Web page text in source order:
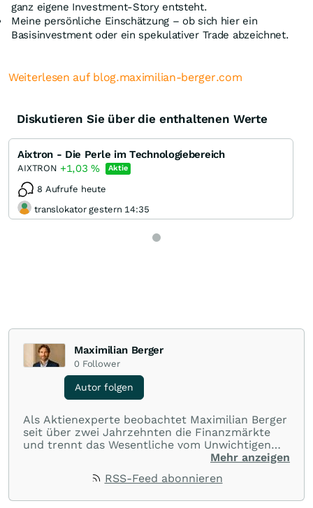
ganz eigene Investment-Story entsteht.
Meine persönliche Einschätzung – ob sich hier ein
Basisinvestment oder ein spekulativer Trade abzeichnet.
Weiterlesen auf blog.maximilian-berger.com
Diskutieren Sie über die enthaltenen Werte
Aixtron - Die Perle im Technologiebereich
AIXTRON +1,03% Aktie
8 Aufrufe heute
translokator gestern 14:35
Maximilian Berger
0 Follower
Autor folgen
Als Aktienexperte beobachtet Maximilian Berger
seit über zwei Jahrzehnten die Finanzmärkte
und trennt das Wesentliche vom Unwichtigen
und liefert wöchentlich klare, unabhängige
und Renditen liefern.
Mehr anzeigen
RSS-Feed abonnieren